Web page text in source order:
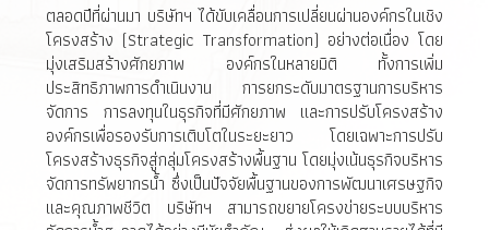
ตลอดปีที่ผ่านมา บริษัทฯ ได้ขับเคลื่อนการเปลี่ยนผ่านองค์กรในเชิง
โครงสร้าง (Strategic Transformation) อย่างต่อเนื่อง โดย
มุ่งเสริมสร้างศักยภาพ องค์กรในหลายมิติ ทั้งการเพิ่ม
ประสิทธิภาพการดำเนินงาน การยกระดับมาตรฐานการบริหาร
จัดการ การลงทุนในธุรกิจที่มีศักยภาพ และการปรับโครงสร้าง
องค์กรเพื่อรองรับการเติบโตในระยะยาว โดยเฉพาะการปรับ
โครงสร้างธุรกิจสู่กลุ่มโครงสร้างพื้นฐาน โดยมุ่งเน้นธุรกิจบริหาร
จัดการทรัพยากรน้ำ ซึ่งเป็นปัจจัยพื้นฐานของการพัฒนาเศรษฐกิจ
และคุณภาพชีวิต บริษัทฯ สามารถขยายโครงข่ายระบบบริหาร